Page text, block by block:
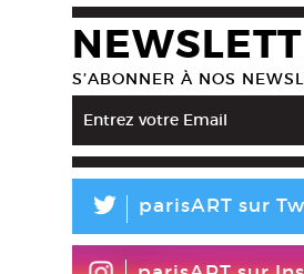
S’ABONNER À NOS
L parisART sur